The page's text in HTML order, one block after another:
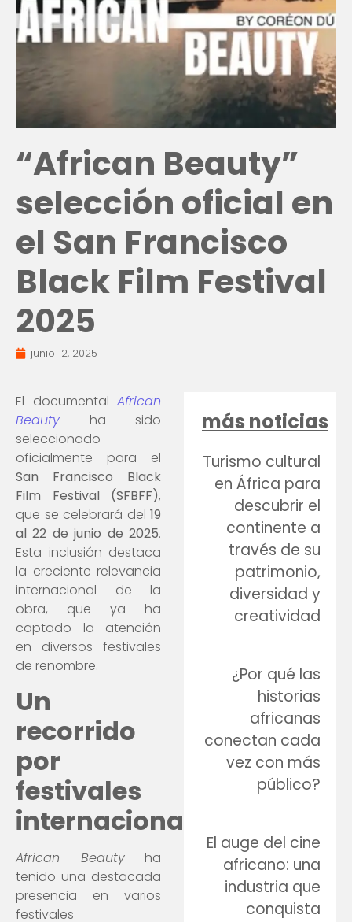
“African Beauty”
selección oficial en
el San Francisco
Black Film Festival
2025
junio 12, 2025
El documental African
Beauty ha sido
seleccionado
oficialmente para el
San Francisco Black
Film Festival (SFBFF),
que se celebrará del 19
al 22 de junio de 2025.
Esta inclusión destaca
la creciente relevancia
internacional de la
obra, que ya ha
captado la atención
en diversos festivales
de renombre.
Un
recorrido
por
festivales
internacionales
African Beautyha
tenido una destacada
presencia en varios
festivales
más noticias
Turismo cultural
en África para
descubrir el
continente a
través de su
patrimonio,
diversidad y
creatividad
¿Por qué las
historias
africanas
conectan cada
vez con más
público?
El auge del cine
africano: una
industria que
conquista